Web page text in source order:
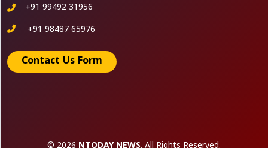
+91 99492 31956
+91 98487 65976
Contact Us Form